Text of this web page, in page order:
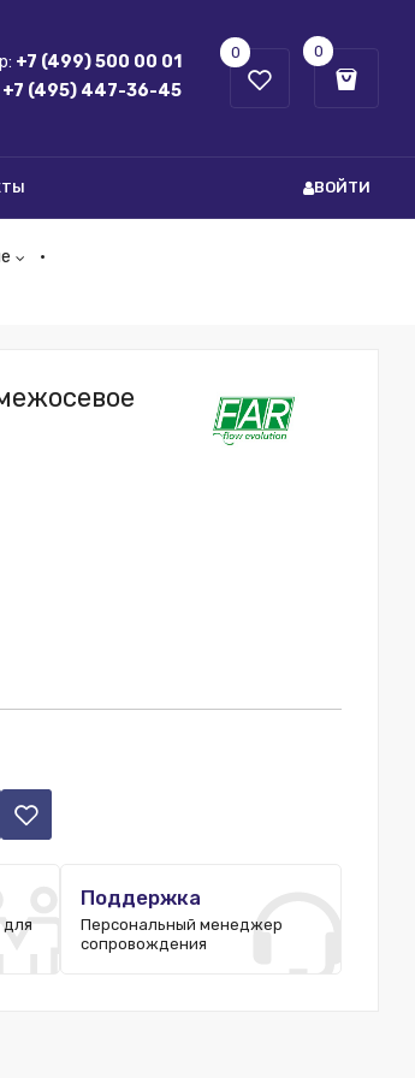
+7 (499) 500 00 01
+7 (495) 447-36-45
0 0
ВОЙТИ
для
Поддержка
Персональный менеджер
сопровождения